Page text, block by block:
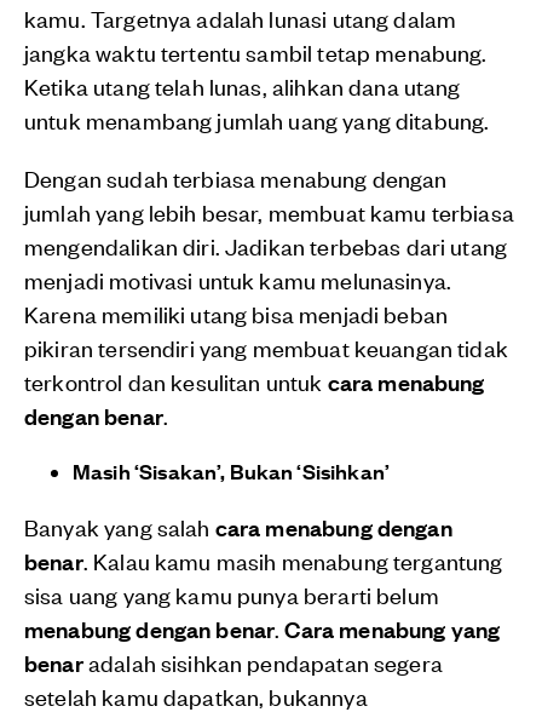
kamu. Targetnya adalah lunasi utang dalam
jangka waktu tertentu sambil tetap menabung.
Ketika utang telah lunas, alihkan dana utang
untuk menambang jumlah uang yang ditabung.
Dengan sudah terbiasa menabung dengan
jumlah yang lebih besar, membuat kamu terbiasa
mengendalikan diri. Jadikan terbebas dari utang
menjadi motivasi untuk kamu melunasinya.
Karena memiliki utang bisa menjadi beban
pikiran tersendiri yang membuat keuangan tidak
terkontrol dan kesulitan untuk cara menabung
dengan benar.
Masih ‘Sisakan’, Bukan ‘Sisihkan’
Banyak yang salah cara menabung dengan
benar. Kalau kamu masih menabung tergantung
sisa uang yang kamu punya berarti belum
menabung dengan benar .Cara menabung yang
benaradalah sisihkan pendapatan segera
setelah kamu dapatkan, bukannya